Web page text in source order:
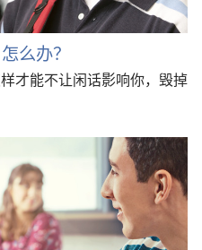
么办？
才能不让闲话影响你，毁掉